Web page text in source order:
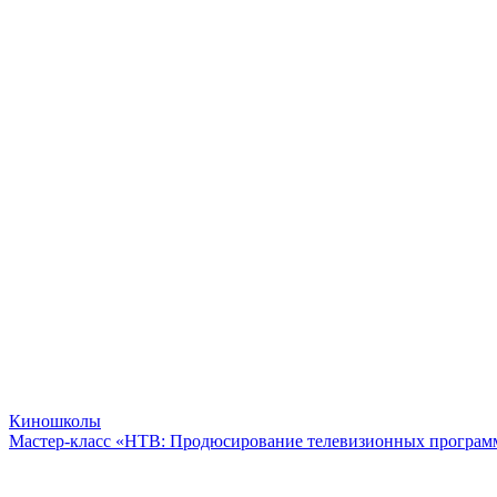
Киношколы
Мастер-класс «НТВ: Продюсирование телевизионных